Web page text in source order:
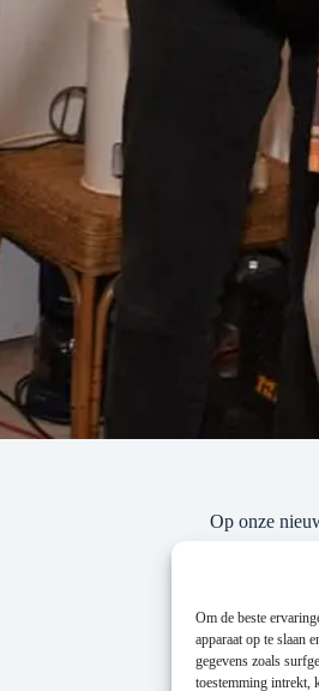
Om de beste
apparaat op te slaan
gegevens zoals
toestemming intrekt,
Op onze